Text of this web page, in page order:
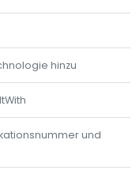
hinzu
und